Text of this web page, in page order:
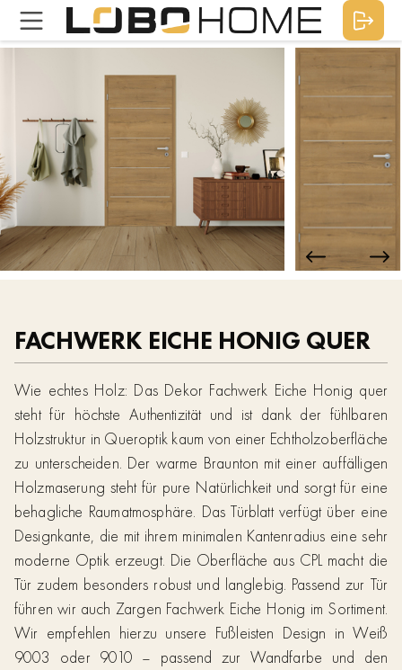
FACHWERK EICHE HONIG QUER
Wie echtes Holz: Das Dekor Fachwerk Eiche Honig quer
steht für höchste Authentizität und ist dank der fühlbaren
Holzstruktur in Queroptik kaum von einer Echtholzoberfläche
zu unterscheiden. Der warme Braunton mit einer auffälligen
Holzmaserung steht für pure Natürlichkeit und sorgt für eine
behagliche Raumatmosphäre. Das Türblatt verfügt über eine
Designkante, die mit ihrem minimalen Kantenradius eine sehr
moderne Optik erzeugt. Die Oberfläche aus CPL macht die
Tür zudem besonders robust und langlebig. Passend zur Tür
führen wir auch Zargen Fachwerk Eiche Honig im Sortiment.
Wir empfehlen hierzu unsere Fußleisten Design in Weiß
9003 oder 9010 – passend zur Wandfarbe und den